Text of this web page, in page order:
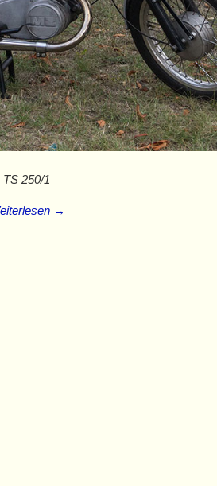
TS 250/1
→